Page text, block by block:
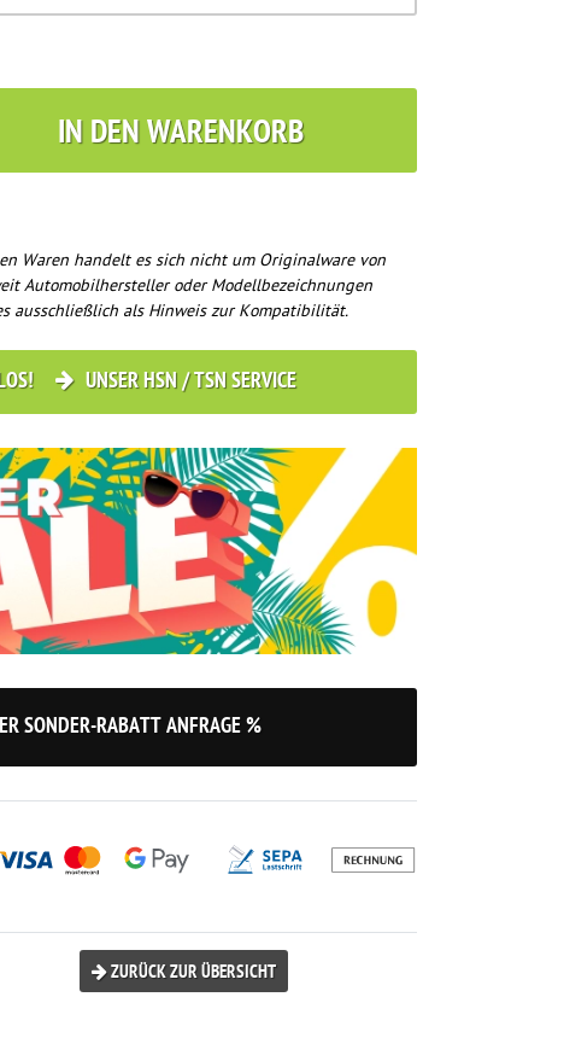
IN DEN WARENKORB
Waren handelt es sich nicht um Originalware von
Automobilhersteller oder Modellbezeichnungen
ausschließlich als Hinweis zur Kompatibilität.
UNSER HSN / TSN SERVICE
SONDER-RABATT ANFRAGE %
ZURÜCK ZUR ÜBERSICHT